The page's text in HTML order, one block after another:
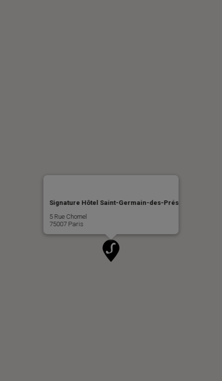
Signature Hôtel Saint-Germain-des-Prés
5 Rue Chomel
75007 Paris